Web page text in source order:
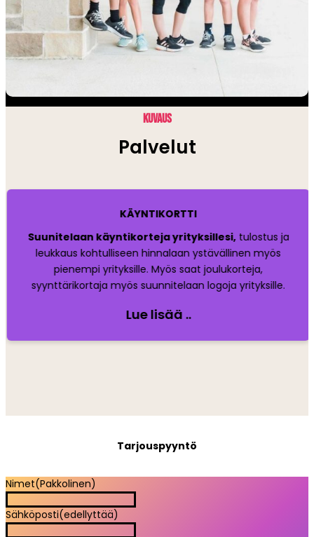
KUVAUS
Palvelut
KÄYNTIKORTTI
Suunitelaan käyntikorteja yrityksillesi,tulostus ja
leukkaus kohtulliseen hinnalaan ystävällinen myös
pienempi yrityksille. Myös saat joulukorteja,
syynttärikortaja myös suunnitelaan logoja yrityksille.
Lue lisää ..
Tarjouspyyntö
Nimet(Pakkolinen)
Sähköposti(edellyttää)